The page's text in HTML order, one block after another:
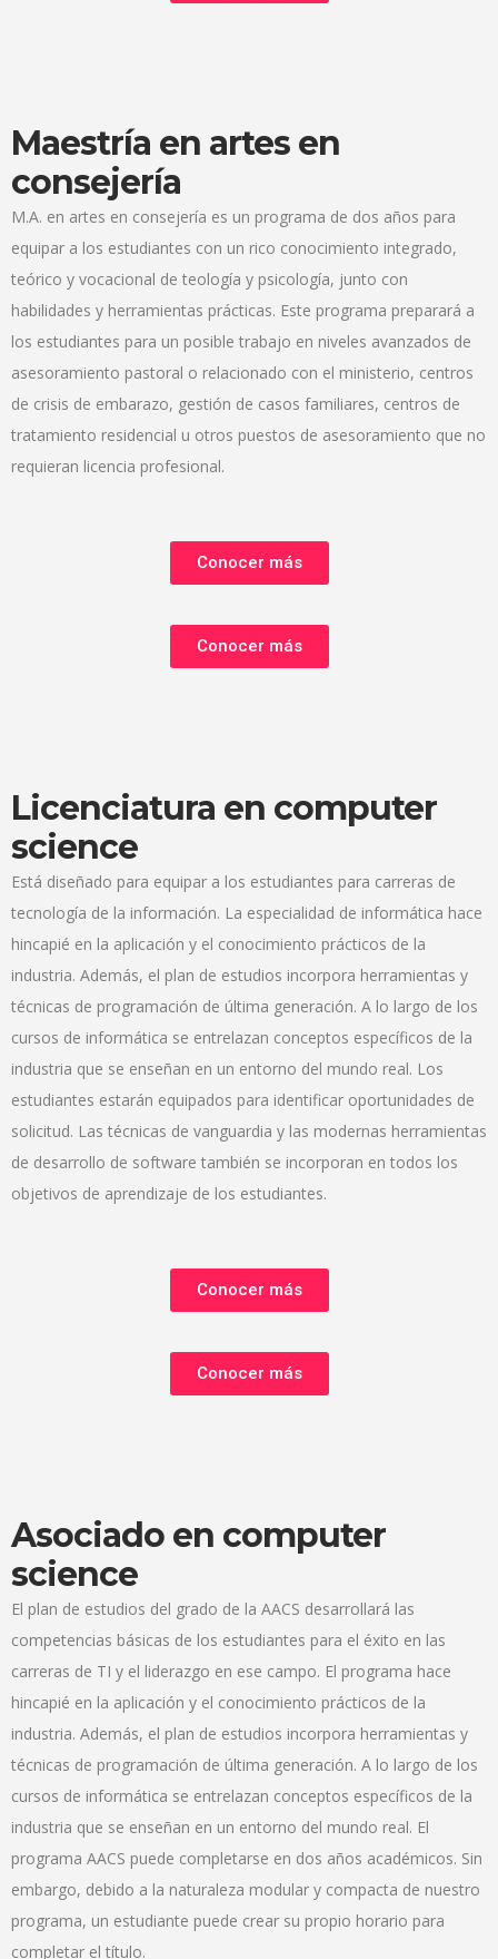
Maestría en artes en
consejería
M.A. en artes en consejería es un programa de dos años para
equipar a los estudiantes con un rico conocimiento integrado,
teórico y vocacional de teología y psicología, junto con
habilidades y herramientas prácticas. Este programa preparará a
los estudiantes para un posible trabajo en niveles avanzados de
asesoramiento pastoral o relacionado con el ministerio, centros
de crisis de embarazo, gestión de casos familiares, centros de
tratamiento residencial u otros puestos de asesoramiento que no
requieran licencia profesional.
Conocer más
Conocer más
Licenciatura en computer
science
Está diseñado para equipar a los estudiantes para carreras de
tecnología de la información. La especialidad de informática hace
hincapié en la aplicación y el conocimiento prácticos de la
industria. Además, el plan de estudios incorpora herramientas y
técnicas de programación de última generación. A lo largo de los
cursos de informática se entrelazan conceptos específicos de la
industria que se enseñan en un entorno del mundo real. Los
estudiantes estarán equipados para identificar oportunidades de
solicitud. Las técnicas de vanguardia y las modernas herramientas
de desarrollo de software también se incorporan en todos los
objetivos de aprendizaje de los estudiantes.
Conocer más
Conocer más
Asociado en computer
science
El plan de estudios del grado de la AACS desarrollará las
competencias básicas de los estudiantes para el éxito en las
carreras de TI y el liderazgo en ese campo. El programa hace
hincapié en la aplicación y el conocimiento prácticos de la
industria. Además, el plan de estudios incorpora herramientas y
técnicas de programación de última generación. A lo largo de los
cursos de informática se entrelazan conceptos específicos de la
industria que se enseñan en un entorno del mundo real. El
programa AACS puede completarse en dos años académicos. Sin
embargo, debido a la naturaleza modular y compacta de nuestro
programa, un estudiante puede crear su propio horario para
completar el título.